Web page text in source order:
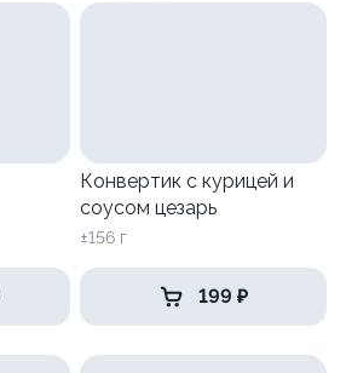
Конвертик с курицей и
соусом цезарь
±156 г
199 ₽